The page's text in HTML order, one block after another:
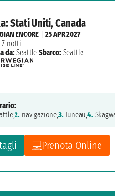
Stati Uniti, Canada
Prenota Online
ENCORE |25 APR 2027
7 notti
da: Seattle Sbarco: Seattle
2. navigazione,3. Juneau,4.